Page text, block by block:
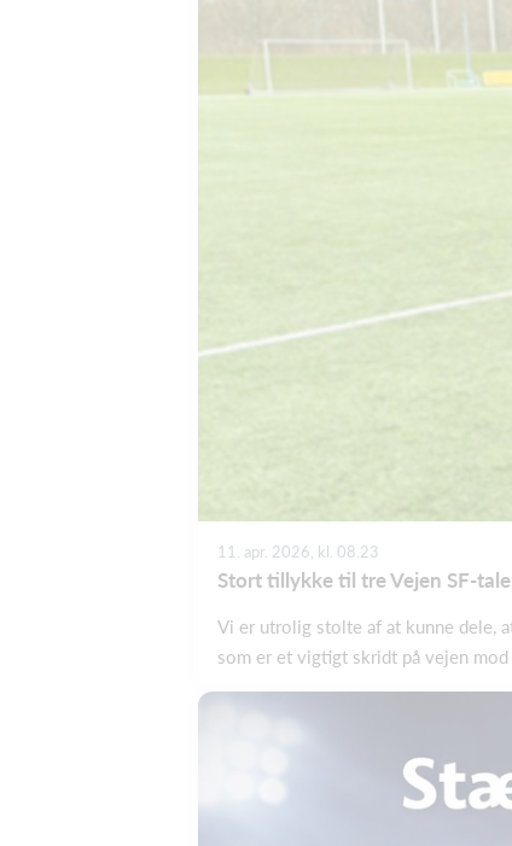
11. apr. 2026, kl. 08.23
Stort tillykke til tre Vejen SF-
Vi er utrolig stolte af at kunne dele,
som er et vigtigt skridt på vejen